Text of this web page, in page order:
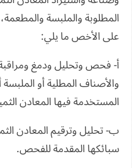
المطلوبة والملبسة
على الأخص ما يلي:
أ- فحص وتحليل ودمغ
والأصناف المطلية أو
المستخدمة فيها المعادن
ب- تحليل وترقيم المعادن
سبائكها المقدمة للفحص.